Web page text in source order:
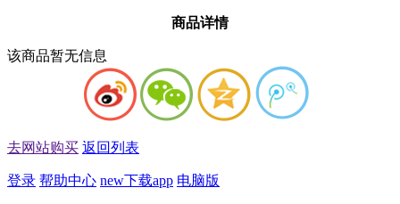
商品详情
该商品暂无信息
去网站购买 返回列表
登录 帮助中心 new下载app 电脑版